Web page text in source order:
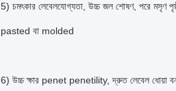
5) চমৎকার লেবেলযোগ্যতা, উচ্চ জল শোষণ, পরে মসৃণ
pasted বা molded
6) উচ্চ ক্ষার penet penetility, দ্রুত লেবেল ধোয়া